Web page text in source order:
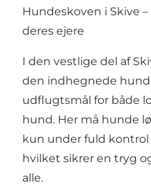
Hundeskoven i Skive
deres ejere
I den vestlige del af
den indhegnede
udflugtsmål for både
hund. Her må hunde
kun under fuld kontrol
hvilket sikrer en tryg
alle.